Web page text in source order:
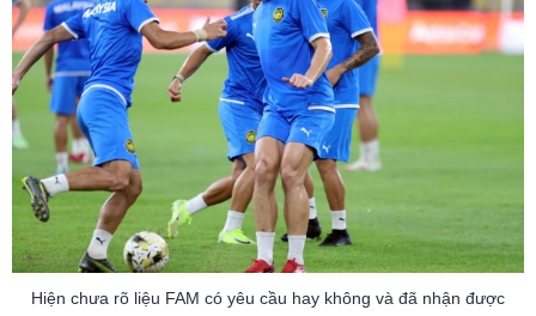
Hiện chưa rõ liệu FAM có yêu cầu hay không và đã nhận được